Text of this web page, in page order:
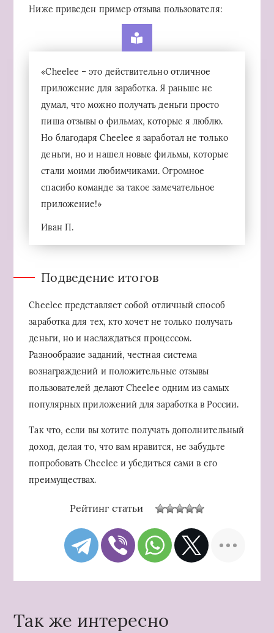
Ниже приведен пример отзыва пользователя:
«Cheelee – это действительно отличное
приложение для заработка. Я раньше не
думал, что можно получать деньги просто
пиша отзывы о фильмах, которые я люблю.
Но благодаря Cheelee я заработал не только
деньги, но и нашел новые фильмы, которые
стали моими любимчиками. Огромное
спасибо команде за такое замечательное
приложение!»
Иван П.
Подведение итогов
Cheelee представляет собой отличный способ
заработка для тех, кто хочет не только получать
деньги, но и наслаждаться процессом.
Разнообразие заданий, честная система
вознаграждений и положительные отзывы
пользователей делают Cheelee одним из самых
популярных приложений для заработка в России.
Так что, если вы хотите получать дополнительный
доход, делая то, что вам нравится, не забудьте
попробовать Cheelee и убедиться сами в его
преимуществах.
Рейтинг статьи
Так же интересно